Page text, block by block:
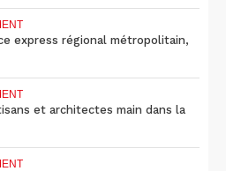
express régional métropolitain,
et architectes main dans la